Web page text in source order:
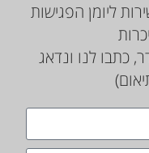
ליומן הפגישות
לנו ונדאג